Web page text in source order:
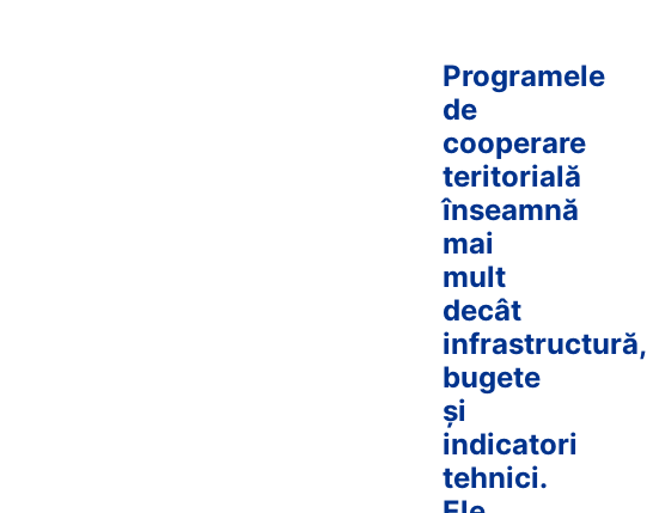
Programele
de
cooperare
teritorială
înseamnă
mai
mult
decât
infrastructură,
bugete
și
indicatori
tehnici.